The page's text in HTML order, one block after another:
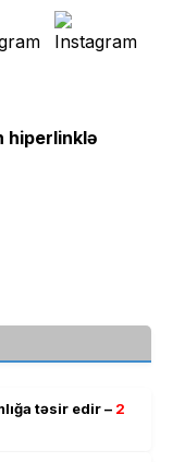
hiperlinklə
təsir edir – 2